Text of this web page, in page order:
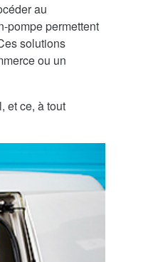
au
pompe permettent
solutions
ou un
et ce, à tout